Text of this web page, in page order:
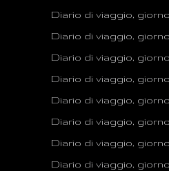
Diario di viaggio,
Diario di viaggio,
Diario di viaggio,
Diario di viaggio,
Diario di viaggio,
Diario di viaggio,
Diario di viaggio,
Diario di viaggio,